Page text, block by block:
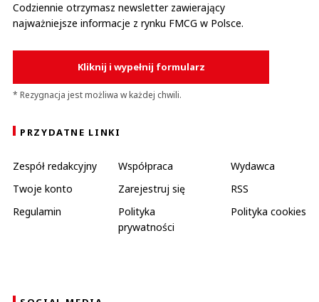
Codziennie otrzymasz newsletter zawierający
najważniejsze informacje z rynku FMCG w Polsce.
Kliknij i wypełnij formularz
* Rezygnacja jest możliwa w każdej chwili.
PRZYDATNE LINKI
Zespół redakcyjny Współpraca
Wydawca
Twoje konto
Zarejestruj się
RSS
Regulamin
Polityka
prywatności
Polityka cookies